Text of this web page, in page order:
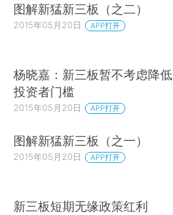
图解新猛新三板（之二）
2015年05月20日 APP打开
杨晓嘉：新三板暂不考虑降低
投资者门槛
2015年05月20日 APP打开
图解新猛新三板（之一）
2015年05月20日 APP打开
新三板短期无缘政策红利